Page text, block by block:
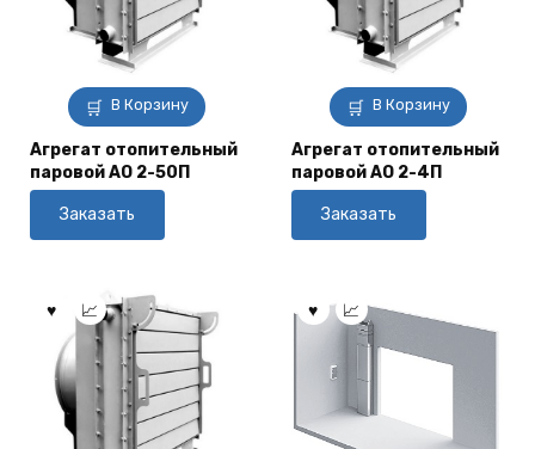
В Корзину
Агрегат отопительный
паровой АО 2-50П
Заказать
В Корзину
Агрегат отопительный
паровой АО 2-4П
Заказать